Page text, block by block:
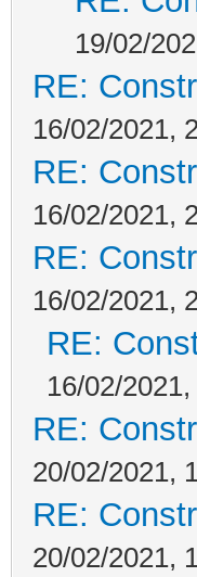
19/02/
RE:
16/02/2021,
RE:
16/02/2021,
RE:
16/02/2021,
RE:
16/02/
RE:
20/02/2021,
RE:
20/02/2021,